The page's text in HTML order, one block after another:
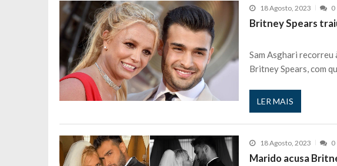
18 Agosto, 2023 0
Britney Spears
Sam Asghari recorreu
Britney Spears, com
LER MAIS
18 Agosto, 2023 0
Marido acusa